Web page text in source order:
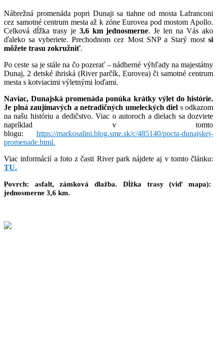
Nábrežná promenáda popri Dunaji sa tiahne od mosta Lafranconi
cez samotné centrum mesta až k zóne Eurovea pod mostom Apollo.
Celková dĺžka trasy je 3,6 km jednosmerne. Je len na Vás ako
ďaleko sa vyberiete. Prechodnom cez Most SNP a Starý most si
môžete trasu zokružniť.
Po ceste sa je stále na čo pozerať – nádherné výhľady na majestátny
Dunaj, 2 detské ihriská (River parčík, Eurovea) či samotné centrum
mesta s kotviacimi výletnými loďami.
Naviac, Dunajská promenáda ponúka krátky výlet do histórie.
Je plná zaujímavých a netradičných umeleckých diel s odkazom
na našu históriu a dedičstvo. Viac o autoroch a dielach sa dozviete
napríklad v tomto
blogu:
https://markosalini.blog.sme.sk/c/485140/pocta-dunajskej-
promenade.html.
Viac informácií a foto z časti River park nájdete aj v tomto článku:
TU.
Povrch: asfalt, zámková dlažba. Dĺžka trasy (viď mapa):
jednosmerne 3,6 km.